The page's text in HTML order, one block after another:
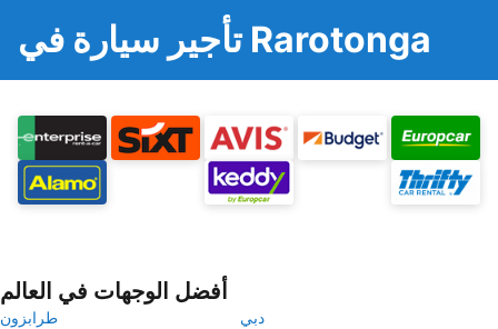
تأجير سيارة في Rarotonga
أفضل الوجهات في العالم
طرابزون
دبي